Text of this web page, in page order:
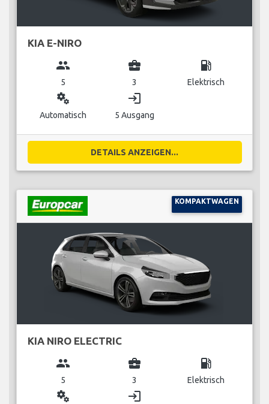
KIA E-NIRO
group
5
business_center
3
local_gas_station
Elektrisch
miscellaneous_services
Automatisch
login
5 Ausgang
DETAILS ANZEIGEN...
KOMPAKTWAGEN
KIA NIRO ELECTRIC
group
5
business_center
3
local_gas_station
Elektrisch
miscellaneous_services login